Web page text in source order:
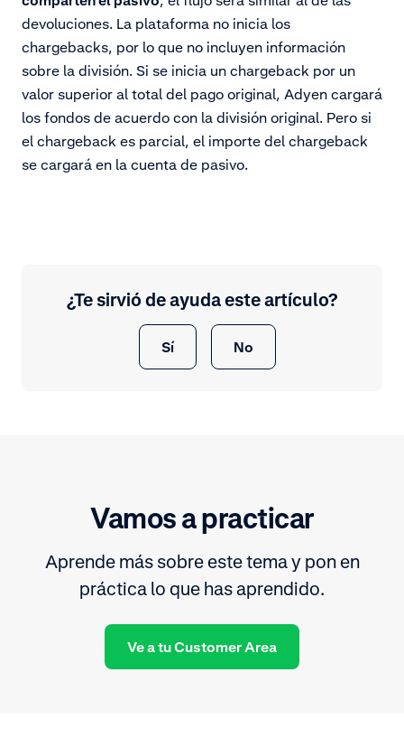
devoluciones. La plataforma no inicia los
chargebacks, por lo que no incluyen información
sobre la división. Si se inicia un chargeback por un
valor superior al total del pago original, Adyen cargará
los fondos de acuerdo con la división original. Pero si
el chargeback es parcial, el importe del chargeback
se cargará en la cuenta de pasivo.
¿Te sirvió de ayuda este artículo?
Sí No
Vamos a practicar
Aprende más sobre este tema y pon en
práctica lo que has aprendido.
Ve a tu Customer Area